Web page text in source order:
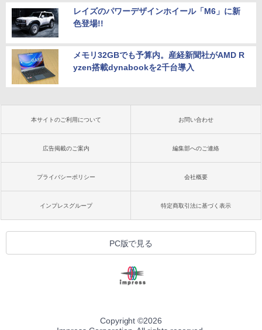
レイズのパワーデザインホイール「M6」に新
色登場!!
メモリ32GBでも予算内。産経新聞社がAMD R
yzen搭載dynabookを2千台導入
本サイトのご利用について お問い合わせ
広告掲載のご案内 編集部へのご連絡
プライバシーポリシー 会社概要
インプレスグループ 特定商取引法に基づく表示
PC版で見る
Copyright ©2026